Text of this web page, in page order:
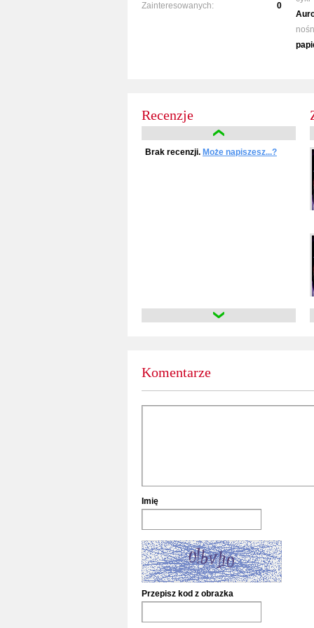
0
Zainteresowanych:
Recenzje
Brak recenzji. Może napiszesz...?
Komentarze
Imię
Przepisz kod z obrazka